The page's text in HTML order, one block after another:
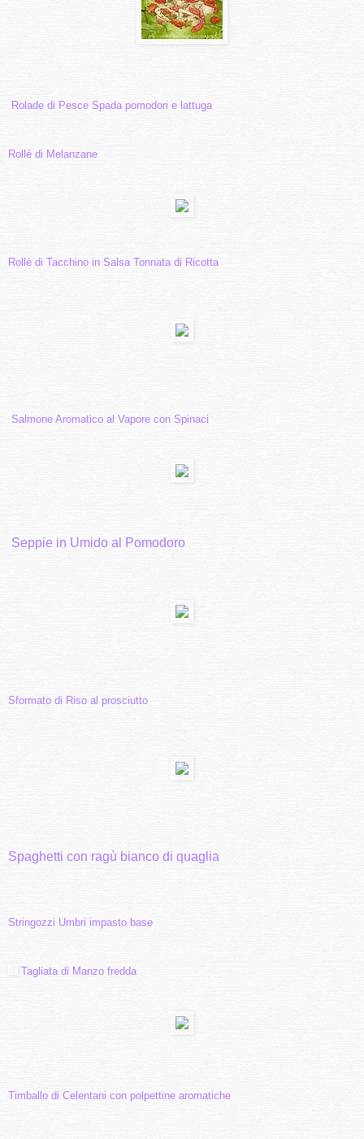
Rolade di Pesce Spada pomodori e lattuga
Rollé di Melanzane
Rollè di Tacchino in Salsa Tonnata di Ricotta
Salmone Aromatico al Vapore con Spinaci
Seppie in Umido al Pomodoro
Sformato di Riso al prosciutto
Spaghetti con ragù bianco di quaglia
Stringozzi Umbri impasto base
Tagliata di Manzo fredda
Timballo di Celentani con polpettine aromatiche